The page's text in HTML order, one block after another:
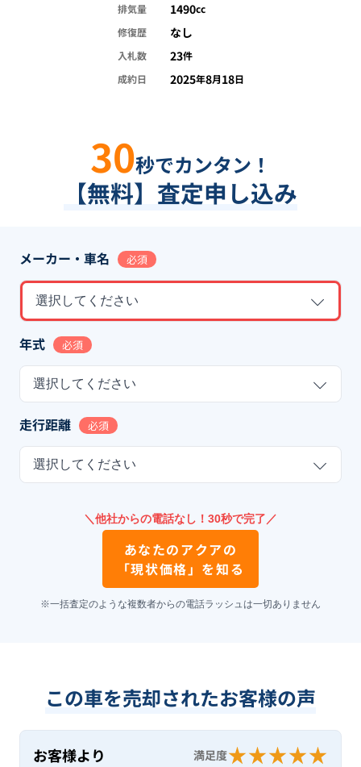
排気量 1490cc
修復歴
なし
入札数 23件
成約日
2025年8月18日
30秒でカンタン！
【無料】査定申し込み
メーカー・車名 必須
選択してください
年式 必須
選択してください
走行距離 必須
選択してください
＼他社からの電話なし！30秒で完了／
あなたのアクアの
「現状価格」を知る
※一括査定のような複数者からの電話ラッシュは一切ありません
この車を売却されたお客様の声
お客様より 満足度